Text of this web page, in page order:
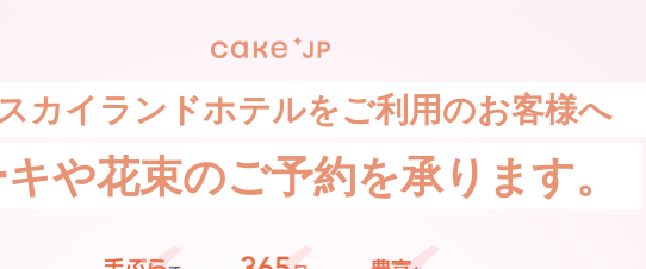
カイランドホテルをご利用のお客様へ
や花束のご予約を承ります。